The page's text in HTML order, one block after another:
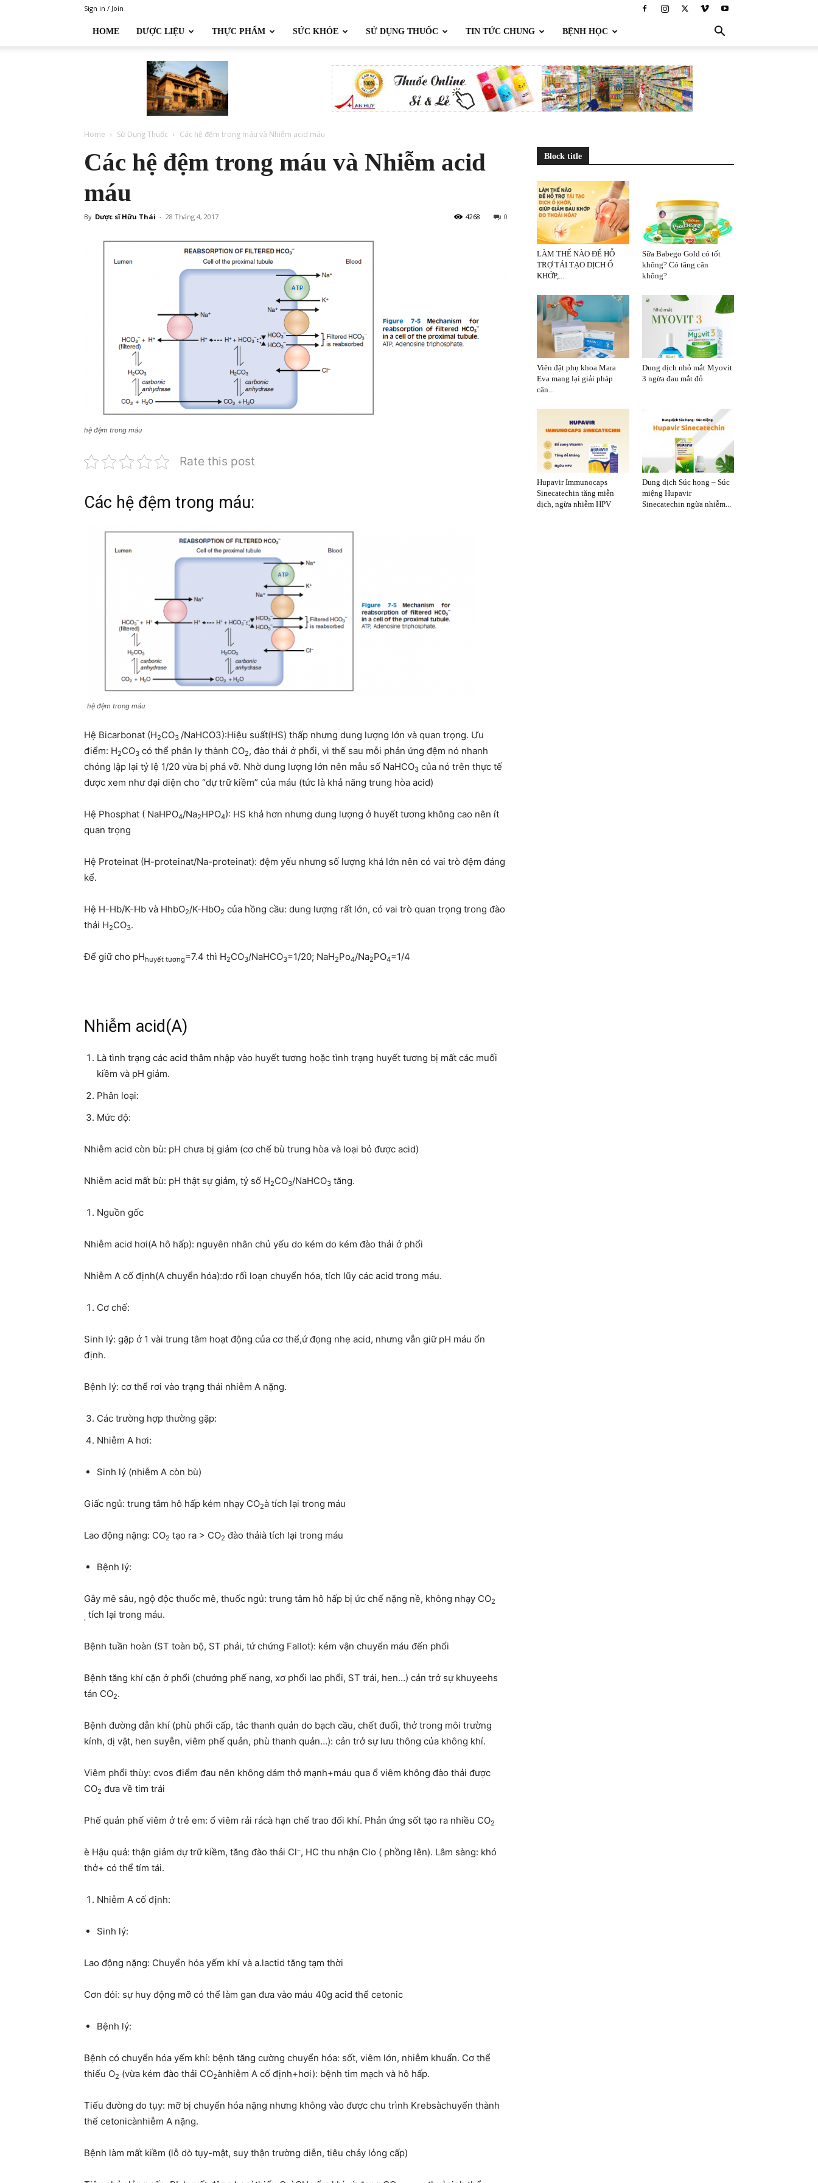
Sign in / Join
HOME DƯỢC LIỆU THỰC PHẨM SỨC KHỎE SỬ DỤNG THUỐC TIN TỨC CHUNG BỆNH HỌC
Home Sử Dụng Thuốc Các hệ đệm trong máu và Nhiễm acid máu
Các hệ đệm trong máu và Nhiễm acid
máu
By Dược sĩ Hữu Thái - 28 Tháng 4, 2017 0
4268
hệ đệm trong máu
Rate this post
Các hệ đệm trong máu:
hệ đệm trong máu
Hệ Bicarbonat (H2CO3 /NaHCO3):Hiệu suất(HS) thấp nhưng dung lượng lớn và quan trọng. Ưu
điểm: H2CO3 có thể phân ly thành CO2, đào thải ở phổi, vì thế sau mỗi phản ứng đệm nó nhanh
chóng lập lại tỷ lệ 1/20 vừa bị phá vỡ. Nhờ dung lượng lớn nên mẫu số NaHCO3 của nó trên thực tế
được xem như đại diện cho “dự trữ kiềm” của máu (tức là khả năng trung hòa acid)
Hệ Phosphat ( NaHPO4/Na2HPO4): HS khả hơn nhưng dung lượng ở huyết tương không cao nên ít
quan trọng
Hệ Proteinat (H-proteinat/Na-proteinat): đệm yếu nhưng số lượng khá lớn nên có vai trò đệm đáng
kể.
Hệ H-Hb/K-Hb và HhbO2/K-HbO2 của hồng cầu: dung lượng rất lớn, có vai trò quan trọng trong đào
thải H2CO3.
Để giữ cho pHhuyết tương=7.4 thì H2CO3/NaHCO3=1/20; NaH2Po4/Na2PO4=1/4
Nhiễm acid(A)
Là tình trạng các acid thâm nhập vào huyết tương hoặc tình trạng huyết tương bị mất các muối
kiềm và pH giảm.
Phân loại:
Mức độ:
Nhiễm acid còn bù: pH chưa bị giảm (cơ chế bù trung hòa và loại bỏ được acid)
Nhiễm acid mất bù: pH thật sự giảm, tỷ số H2CO3/NaHCO3 tăng.
Nguồn gốc
Nhiễm acid hơi(A hô hấp): nguyên nhân chủ yếu do kém do kém đào thải ở phổi
Nhiễm A cố định(A chuyển hóa):do rối loạn chuyển hóa, tích lũy các acid trong máu.
Cơ chế:
Sinh lý: gặp ở 1 vài trung tâm hoạt động của cơ thể,ứ đọng nhẹ acid, nhưng vẫn giữ pH máu ổn
định.
Bệnh lý: cơ thể rơi vào trạng thái nhiễm A nặng.
Các trường hợp thường gặp:
Nhiễm A hơi:
Sinh lý (nhiễm A còn bù)
Giấc ngủ: trung tâm hô hấp kém nhạy CO2à tích lại trong máu
Lao động nặng: CO2 tạo ra > CO2 đào thảià tích lại trong máu
Bệnh lý:
Gây mê sâu, ngộ độc thuốc mê, thuốc ngủ: trung tâm hô hấp bị ức chế nặng nề, không nhạy CO2
, tích lại trong máu.
Bệnh tuần hoàn (ST toàn bộ, ST phải, tứ chứng Fallot): kém vận chuyển máu đến phổi
Bệnh tăng khí cặn ở phổi (chướng phế nang, xơ phổi lao phổi, ST trái, hen…) cản trở sự khuyeehs
tán CO2.
Bệnh đường dẫn khí (phù phổi cấp, tắc thanh quản do bạch cầu, chết đuối, thở trong môi trường
kính, dị vật, hen suyễn, viêm phế quản, phù thanh quản…): cản trở sự lưu thông của không khí.
Viêm phổi thùy: cvos điểm đau nên không dám thở mạnh+máu qua ổ viêm không đào thải được
CO2 đưa về tim trái
Phế quản phế viêm ở trẻ em: ổ viêm rải rácà hạn chế trao đổi khí. Phản ứng sốt tạo ra nhiều CO2
è Hậu quả: thận giảm dự trữ kiềm, tăng đào thải Cl–, HC thu nhận Clo ( phồng lên). Lâm sàng: khó
thở+ có thể tím tái.
Nhiễm A cố định:
Sinh lý:
Lao động nặng: Chuyển hóa yếm khí và a.lactid tăng tạm thời
Cơn đói: sự huy động mỡ có thể làm gan đưa vào máu 40g acid thể cetonic
Bệnh lý:
Bệnh có chuyển hóa yếm khí: bệnh tăng cường chuyển hóa: sốt, viêm lớn, nhiễm khuẩn. Cơ thể
thiếu O2 (vừa kém đào thải CO2ànhiễm A cố định+hơi): bệnh tim mạch và hô hấp.
Tiểu đường do tụy: mỡ bị chuyển hóa nặng nhưng không vào được chu trình Krebsàchuyển thành
thể cetonicànhiễm A nặng.
Bệnh làm mất kiềm (lỗ dò tụy-mật, suy thận trường diễn, tiêu chảy lỏng cấp)
Block title
LÀM THẾ NÀO ĐỂ HỖ
TRỢ TÁI TẠO DỊCH Ổ
KHỚP,...
Sữa Babego Gold có tốt
không? Có tăng cân
không?
Viên đặt phụ khoa Mara
Eva mang lại giải pháp
cân...
Dung dịch nhỏ mắt Myovit
3 ngừa đau mắt đỏ
Hupavir Immunocaps
Sinecatechin tăng miễn
dịch, ngừa nhiễm HPV
Dung dịch Súc họng – Súc
miệng Hupavir
Sinecatechin ngừa nhiễm...